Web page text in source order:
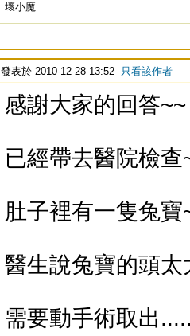
壞小魔
發表於 2010-12-28 13:52 只看該作者
感謝大家的回答~~
已經帶去醫院檢查
肚子裡有一隻兔寶
醫生說兔寶的頭
需要動手術取出